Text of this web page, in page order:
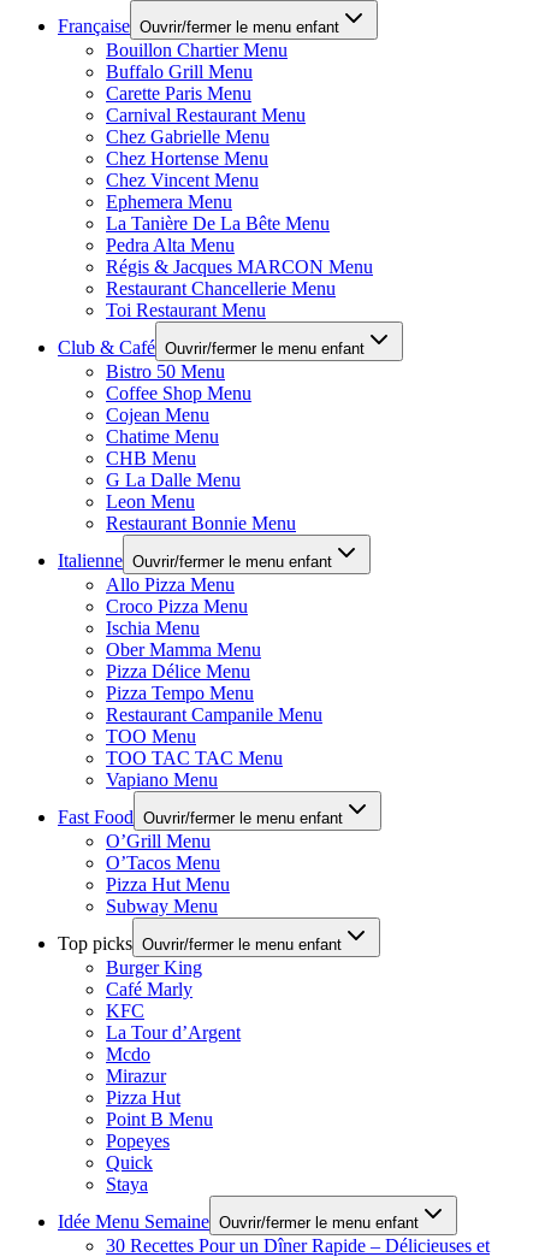
Française Ouvrir/fermer le menu enfant
Bouillon Chartier Menu
Buffalo Grill Menu
Carette Paris Menu
Carnival Restaurant Menu
Chez Gabrielle Menu
Chez Hortense Menu
Chez Vincent Menu
Ephemera Menu
La Tanière De La Bête Menu
Pedra Alta Menu
Régis & Jacques MARCON Menu
Restaurant Chancellerie Menu
Toi Restaurant Menu
Club & Café Ouvrir/fermer le menu enfant
Bistro 50 Menu
Coffee Shop Menu
Cojean Menu
Chatime Menu
CHB Menu
G La Dalle Menu
Leon Menu
Restaurant Bonnie Menu
Italienne Ouvrir/fermer le menu enfant
Allo Pizza Menu
Croco Pizza Menu
Ischia Menu
Ober Mamma Menu
Pizza Délice Menu
Pizza Tempo Menu
Restaurant Campanile Menu
TOO Menu
TOO TAC TAC Menu
Vapiano Menu
Fast Food Ouvrir/fermer le menu enfant
O’Grill Menu
O’Tacos Menu
Pizza Hut Menu
Subway Menu
Top picks Ouvrir/fermer le menu enfant
Burger King
Café Marly
KFC
La Tour d’Argent
Mcdo
Mirazur
Pizza Hut
Point B Menu
Popeyes
Quick
Staya
Idée Menu Semaine Ouvrir/fermer le menu enfant
30 Recettes Pour un Dîner Rapide – Délicieuses et